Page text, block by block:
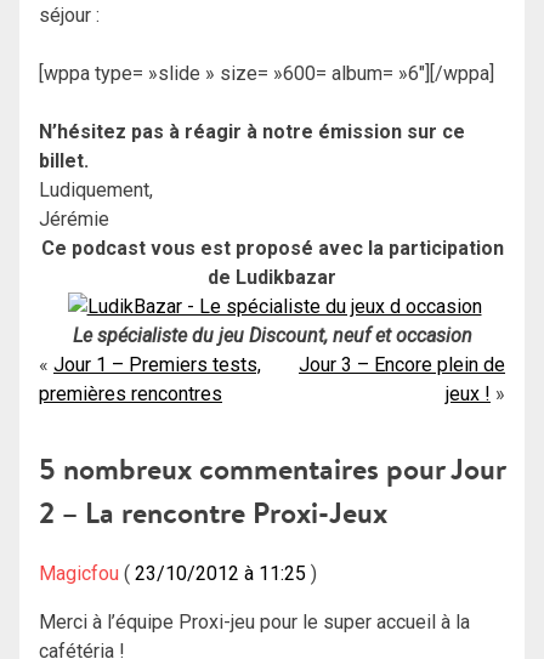
séjour :
[wppa type= »slide » size= »600= album= »6″][/wppa]
N’hésitez pas à réagir à notre émission sur ce
billet.
Ludiquement,
Jérémie
Ce podcast vous est proposé avec la participation
de Ludikbazar
Le spécialiste du jeu Discount, neuf et occasion
Navigation
de
l’article
Jour 1 – Premiers tests,
premières rencontres
Jour 3 – Encore plein de
jeux !
5 nombreux commentaires pourJour
2 – La rencontre Proxi-Jeux
Magicfou 23/10/2012 à 11:25
Merci à l’équipe Proxi-jeu pour le super accueil à la
cafétéria !